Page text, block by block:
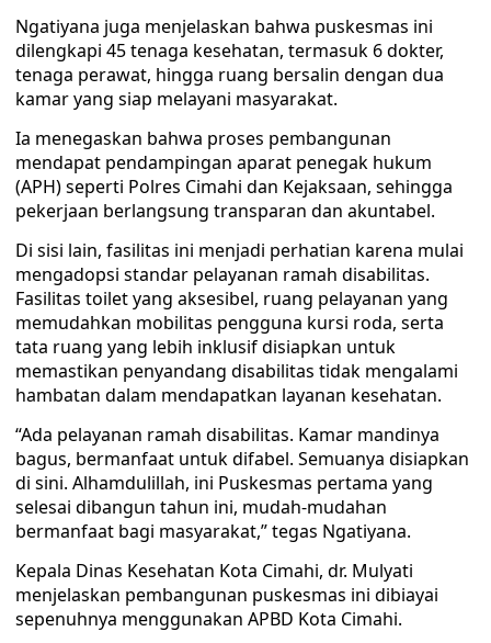
Ngatiyana juga menjelaskan bahwa puskesmas ini
dilengkapi 45 tenaga kesehatan, termasuk 6 dokter,
tenaga perawat, hingga ruang bersalin dengan dua
kamar yang siap melayani masyarakat.
Ia menegaskan bahwa proses pembangunan
mendapat pendampingan aparat penegak hukum
(APH) seperti Polres Cimahi dan Kejaksaan, sehingga
pekerjaan berlangsung transparan dan akuntabel.
Di sisi lain, fasilitas ini menjadi perhatian karena mulai
mengadopsi standar pelayanan ramah disabilitas.
Fasilitas toilet yang aksesibel, ruang pelayanan yang
memudahkan mobilitas pengguna kursi roda, serta
tata ruang yang lebih inklusif disiapkan untuk
memastikan penyandang disabilitas tidak mengalami
hambatan dalam mendapatkan layanan kesehatan.
“Ada pelayanan ramah disabilitas. Kamar mandinya
bagus, bermanfaat untuk difabel. Semuanya disiapkan
di sini. Alhamdulillah, ini Puskesmas pertama yang
selesai dibangun tahun ini, mudah-mudahan
bermanfaat bagi masyarakat,” tegas Ngatiyana.
Kepala Dinas Kesehatan Kota Cimahi, dr. Mulyati
menjelaskan pembangunan puskesmas ini dibiayai
sepenuhnya menggunakan APBD Kota Cimahi.